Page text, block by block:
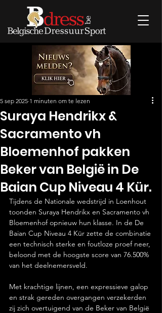
Suraya Hendrikx &
Sacramento vh
Bloemenhof pakken
Beker van België in De
Baian Cup Niveau 4 Kür.
5 sep 2025 1 minuten om te lezen
Tijdens de Nationale wedstrijd in Loenhout
toonden Suraya Hendrikx en Sacramento vh
Bloemenhof opnieuw hun klasse. In de De
Baian Cup Niveau 4 Kür zette de combinatie
een technisch sterke en foutloze proef neer,
beloond met de hoogste score van 76.500%
van het deelnemersveld.
Met krachtige lijnen, een expressieve galop
en strak gereden overgangen verzekerden
zij zich overtuigend van de Beker van België